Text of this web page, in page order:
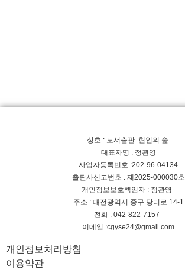
상호 : 도서출판 현인의 숲
대표자명 : 정관영
사업자등록번호 :202-96-04134
출판사신고번호 : 제2025-000030호
개인정보보호책임자 : 정관영
주소 : 대전광역시 중구 당디로 14-1
전화 : 042-822-7157
이메일 :cgyse24@gmail.com
개인정보처리방침
이용약관